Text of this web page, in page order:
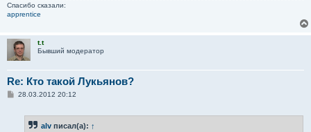
Спасибо сказали:
apprentice
t.t
Бывший модератор
Re: Кто такой Лукьянов?
С28.03.2012 20:12
alv писал(а): ↑